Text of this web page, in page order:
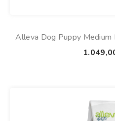
Alleva Dog Puppy Medium